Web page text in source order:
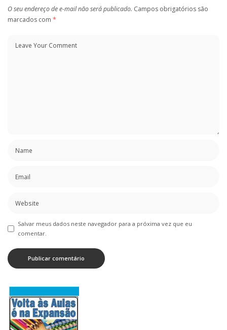
O seu endereço de e-mail não será publicado. Campos obrigatórios são
marcados com *
Salvar meus dados neste navegador para a próxima vez que eu
comentar.